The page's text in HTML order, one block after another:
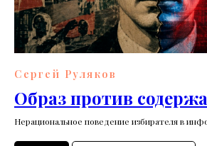
Сергей Руляков
Образ против
Нерациональное поведение избирателя в